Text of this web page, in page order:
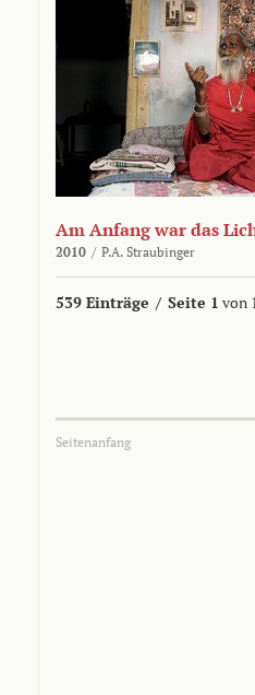
Am Anfang war das
2010 / P.A. Straubinger
539 Einträge / Seite 1 von
Seitenanfang